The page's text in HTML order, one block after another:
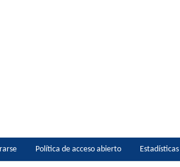
Política de acceso abierto Estadísticas